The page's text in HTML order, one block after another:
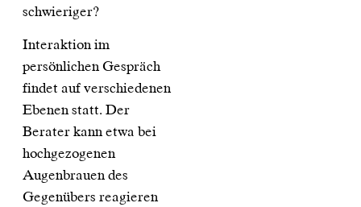
schwieriger?
Interaktion im
persönlichen Gespräch
findet auf verschiedenen
Ebenen statt. Der
Berater kann etwa bei
hochgezogenen
Augenbrauen des
Gegenübers reagieren